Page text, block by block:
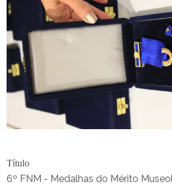
Título
6º FNM - Medalhas do Mérito